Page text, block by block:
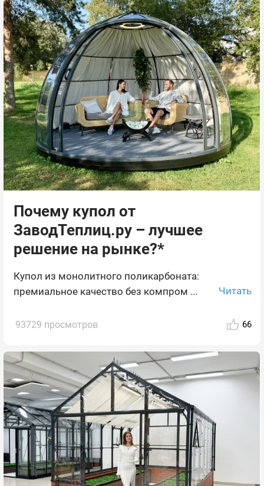
Почему купол от
ЗаводТеплиц.ру – лучшее
решение на рынке?*
Купол из монолитного поликарбоната:
премиальное качество без компром ...
Читать
93729 просмотров 66